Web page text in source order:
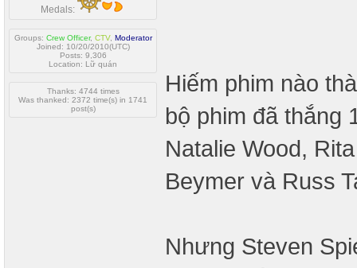
Medals:
Groups: Crew Officer, CTV, Moderator
Joined: 10/20/2010(UTC)
Posts: 9,306
Location: Lữ quán
Thanks: 4744 times
Was thanked: 2372 time(s) in 1741
post(s)
Hiếm phim nào
bộ phim đã thắng
Natalie Wood,
Beymer và Russ
Nhưng Steven